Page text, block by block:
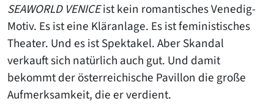
SEAWORLD VENICEist kein romantisches Venedig-
Motiv. Es ist eine Kläranlage. Es ist feministisches
Theater. Und es ist Spektakel. Aber Skandal
verkauft sich natürlich auch gut. Und damit
bekommt der österreichische Pavillon die große
Aufmerksamkeit, die er verdient.